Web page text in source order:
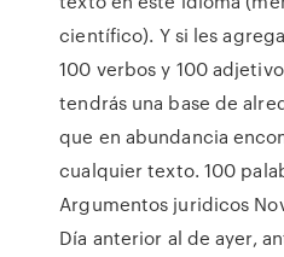
científico). Y si les
100 verbos y 100
tendrás una base de
que en abundancia
cualquier texto. 100
Argumentos juridicos
Día anterior al de ayer,